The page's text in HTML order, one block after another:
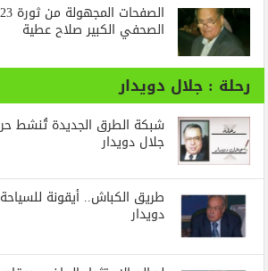
الصحفي الكبير صلاح عطية
رحلة : جلال دويدار
شبكة الطرق الجديدة تُنشط
جلال دويدار
طريق الكباش.. أيقونة
دويدار